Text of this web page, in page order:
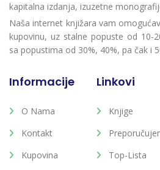
kapitalna izdanja, izuzetne
Naša internet knjižara vam
kupovinu, uz stalne popuste od 10-
sa popustima od 30%, 40%, pa čak i
Informacije
O Nama
Kontakt
Kupovina
Linkovi
Knjige
Top-Lista